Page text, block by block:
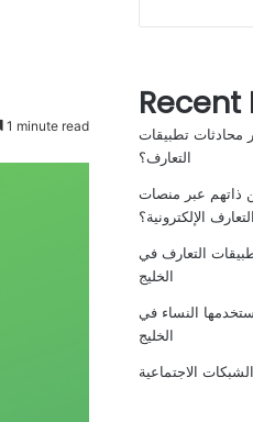
1 minute read
Recent
محادثات تطبيقات
التعارف؟
ذاتهم عبر منصات
التعارف الإلكترونية؟
التعارف في
الخليج
النساء في
الخليج
الاجتماعية